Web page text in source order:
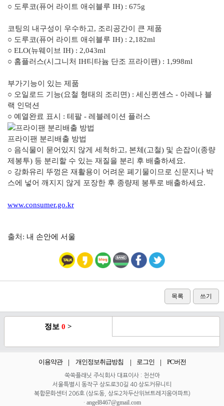
○ 도루코(퓨어 라이트 애쉬블루 IH) : 675g
코팅의 내구성이 우수하고, 조리공간이 큰 제품
○ 도루코(퓨어 라이트 애쉬블루 IH) : 2,182ml
○ ELO(뉴웨이브 IH) : 2,043ml
○ 홈플러스(시그니처 IH티타늄 단조 프라이팬) : 1,998ml
부가기능이 있는 제품
○ 오일로드 기능(요철 형태의 조리면) : 세신퀸센스 - 아레나 블
랙 인덕션
○ 예열완료 표시 : 테팔 - 레블레이션 플러스
프라이팬 분리배출 방법
○ 음식물이 묻어있지 않게 세척하고, 본체(고철) 및 손잡이(종량
제봉투) 등 분리할 수 있는 재질을 분리 후 배출하세요.
○ 강화유리 뚜껑은 재활용이 어려운 폐기물이므로 신문지나 박
스에 넣어 깨지지 않게 포장한 후 종량제 봉투로 배출하세요.
www.consumer.go.kr
출처: 내 손안에 서울
목록 쓰기
정보 0 >
이용약관 개인정보취급방침 로그인 PC버전
쑥쑥플래닛 주식회사 대표이사 : 천선아
서울특별시 동작구 상도로30길 40 상도커뮤니티
복합문화센터 206호 (상도동, 상도2차두산위브트레지움아파트)
· angel8467@gmail.com